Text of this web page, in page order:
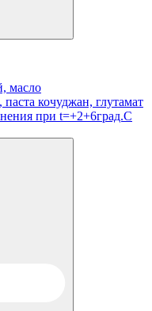
масло
кочуджан, глутамат
при t=+2+6град.С